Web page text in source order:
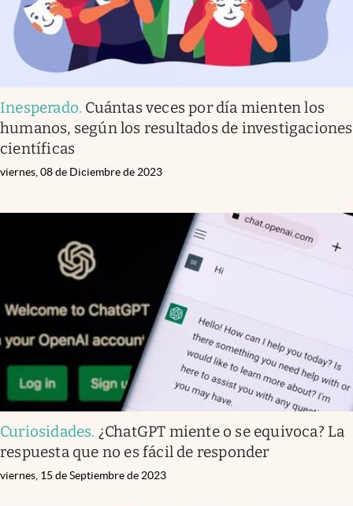
Inesperado. Cuántas veces por día mienten los
humanos, según los resultados de investigaciones
científicas
viernes, 08 de Diciembre de 2023
Curiosidades. ¿ChatGPT miente o se equivoca? La
respuesta que no es fácil de responder
viernes, 15 de Septiembre de 2023